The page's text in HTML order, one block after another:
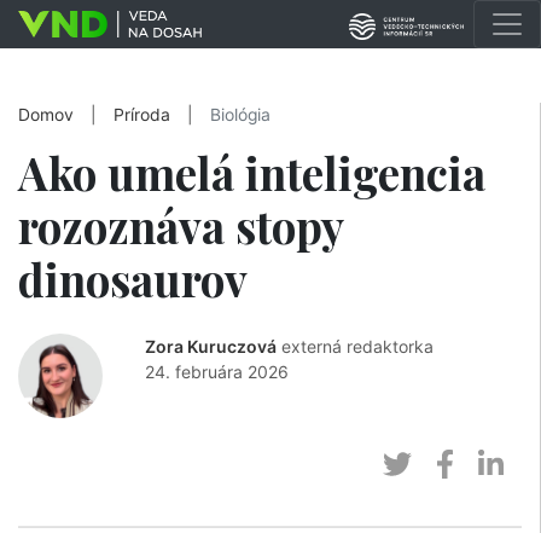
Domov Príroda Biológia
Ako umelá inteligencia
rozoznáva stopy
dinosaurov
Zora Kuruczová externá redaktorka
24. februára 2026